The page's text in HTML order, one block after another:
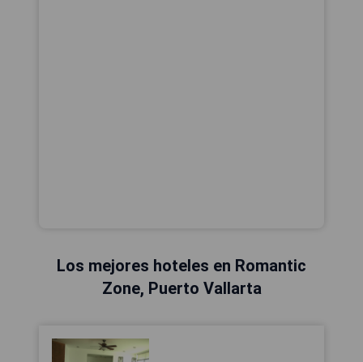
Los mejores hoteles en Romantic
Zone, Puerto Vallarta